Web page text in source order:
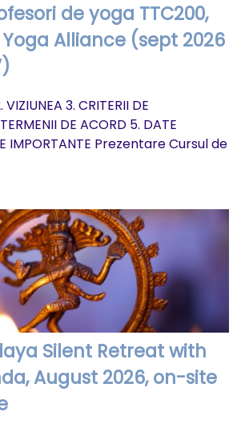
de yoga TTC200,
Alliance (sept 2026
VIZIUNEA 3. CRITERII DE
DE ACORD 5. DATE
IMPORTANTE Prezentare Cursul de
Silent Retreat with
August 2026, on-site